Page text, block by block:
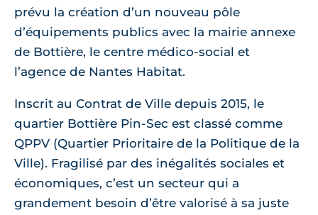
prévu la création d’un nouveau pôle
d’équipements publics avec la mairie annexe
de Bottière, le centre médico-social et
l’agence de Nantes Habitat.
Inscrit au Contrat de Ville depuis 2015, le
quartier Bottière Pin-Sec est classé comme
QPPV (Quartier Prioritaire de la Politique de la
Ville). Fragilisé par des inégalités sociales et
économiques, c’est un secteur qui a
grandement besoin d’être valorisé à sa juste